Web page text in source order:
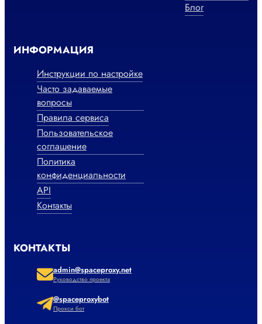
Блог
ИНФОРМАЦИЯ
Инструкции по настройке
Часто задаваемые
вопросы
Правила сервиса
Пользовательское
соглашение
Политика
конфиденциальности
API
Контакты
КОНТАКТЫ
admin@spaceproxy.net
Руководство проекта
@spaceproxybot
Прокси бот